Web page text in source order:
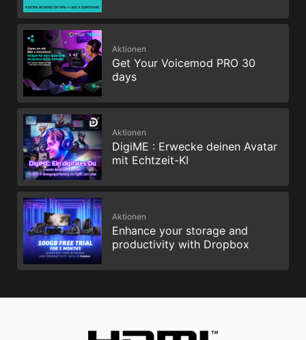
Aktionen
Get Your Voicemod PRO 30
days
Aktionen
DigiME : Erwecke deinen Avatar
mit Echtzeit-KI
Aktionen
Enhance your storage and
productivity with Dropbox